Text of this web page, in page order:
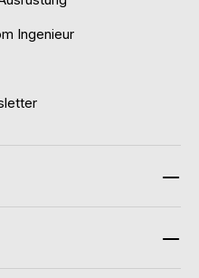
Ingenieur